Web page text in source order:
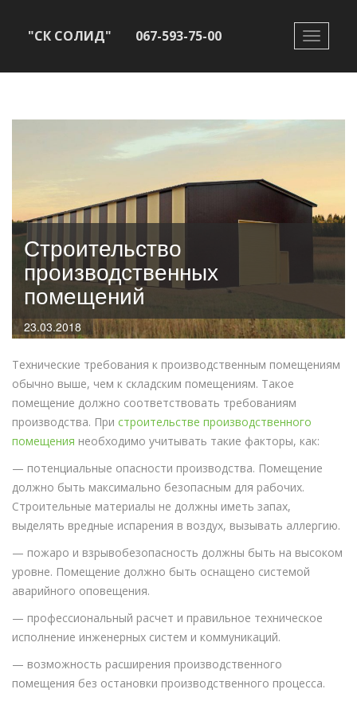
Toggle
"СК СОЛИД" 067-593-75-00
Строительство
производственных
помещений
23.03.2018
Технические требования к производственным помещениям
обычно выше, чем к складским помещениям. Такое
помещение должно соответствовать требованиям
производства. При строительстве производственного
помещения необходимо учитывать такие факторы, как:
— потенциальные опасности производства. Помещение
должно быть максимально безопасным для рабочих.
Строительные материалы не должны иметь запах,
выделять вредные испарения в воздух, вызывать аллергию.
— пожаро и взрывобезопасность должны быть на высоком
уровне. Помещение должно быть оснащено системой
аварийного оповещения.
— профессиональный расчет и правильное техническое
исполнение инженерных систем и коммуникаций.
— возможность расширения производственного
помещения без остановки производственного процесса.